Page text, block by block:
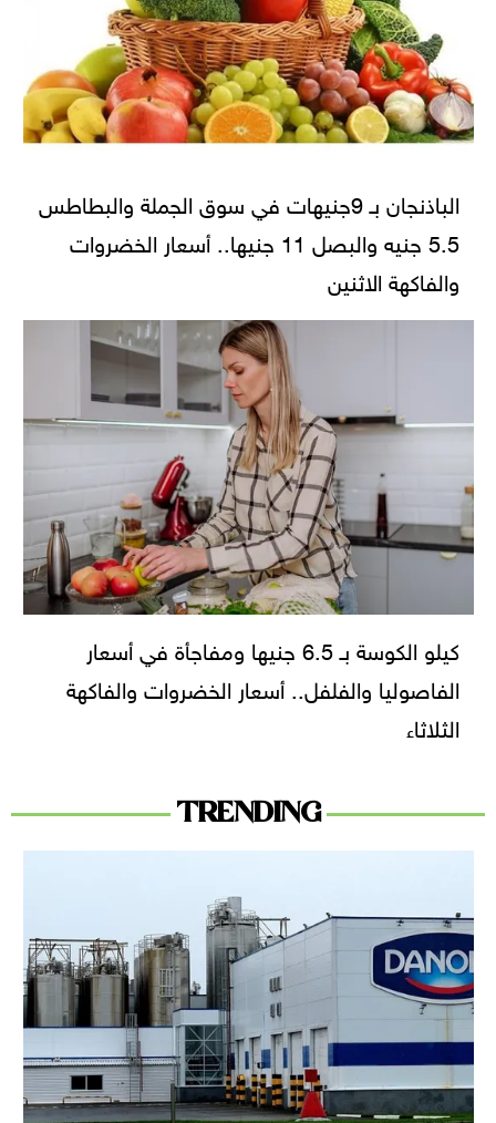
الباذنجان بـ 9جنيهات في سوق الجملة والبطاطس
5.5 جنيه والبصل 11 جنيها.. أسعار الخضروات
والفاكهة الاثنين
كيلو الكوسة بـ 6.5 جنيها ومفاجأة في أسعار
الفاصوليا والفلفل.. أسعار الخضروات والفاكهة
الثلاثاء
TRENDING